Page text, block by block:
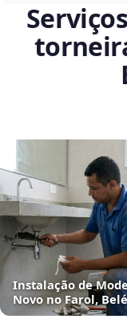
Instalação de
Novo no Farol,